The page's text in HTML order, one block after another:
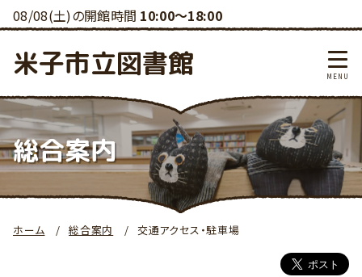
08/08(土)の開館時間 10:00～18:00
米子市立図書館
総合案内
ホーム 総合案内 交通アクセス・駐車場